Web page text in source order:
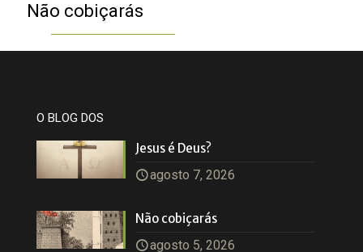
Não cobiçarás
O BLOG DOS
Jesus é Deus?
agosto 7, 2026
Não cobiçarás
agosto 5, 2026